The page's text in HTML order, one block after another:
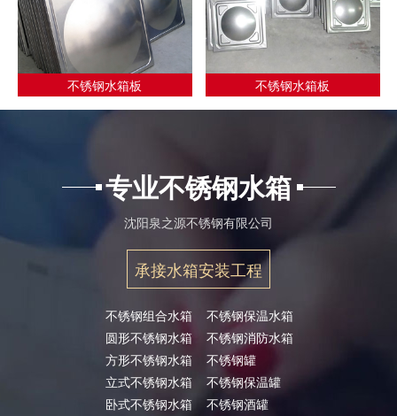
不锈钢水箱板 不锈钢水箱板
专业不锈钢水箱
沈阳泉之源不锈钢有限公司
承接水箱安装工程
不锈钢组合水箱
圆形不锈钢水箱
方形不锈钢水箱
立式不锈钢水箱
卧式不锈钢水箱
不锈钢保温水箱
不锈钢消防水箱
不锈钢罐
不锈钢保温罐
不锈钢酒罐